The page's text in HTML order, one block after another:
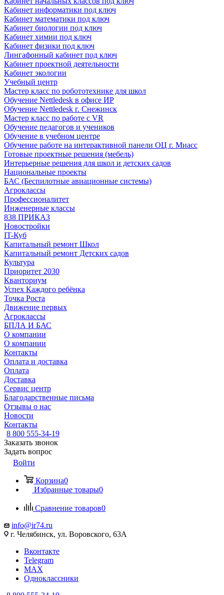
Кабинет информатики под ключ
Кабинет математики под ключ
Кабинет биологии под ключ
Кабинет химии под ключ
Кабинет физики под ключ
Лингафонный кабинет под ключ
Кабинет проектной деятельности
Кабинет экологии
Учебный центр
Мастер класс по робототехнике для школ
Обучение Nettledesk в офисе ИР
Обучение Nettledesk г. Снежинск
Мастер класс по работе с VR
Обучение педагогов и учеников
Обучение в учебном центре
Обучение работе на интерактивной панели ОЦ г. Миасс
Готовые проектные решения (мебель)
Интерьерные решения для школ и детских садов
Национальные проекты
БАС (Беспилотные авиационные системы)
Агроклассы
Профессионалитет
Инженерные классы
838 ПРИКАЗ
Новостройки
IT-Куб
Капитальный ремонт Школ
Капитальный ремонт Детских садов
Культура
Приоритет 2030
Кванториум
Успех Каждого ребёнка
Точка Роста
Движение первых
Агроклассы
БПЛА И БАС
О компании
О компании
Контакты
Оплата и доставка
Оплата
Доставка
Сервис центр
Благодарственные письма
Отзывы о нас
Новости
Контакты
8 800 555-34-19
Заказать звонок
Задать вопрос
Войти
Корзина0
Избранные товары0
Сравнение товаров0
info@ir74.ru
г. Челябинск, ул. Воровского, 63А
Вконтакте
Telegram
MAX
Одноклассники